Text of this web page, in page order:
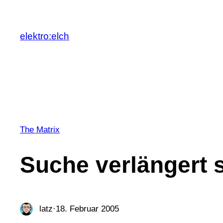
springen
elektro:elch
The Matrix
Suche verlängert
latz·18. Februar 2005